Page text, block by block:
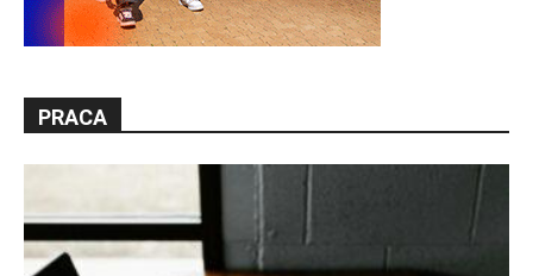
PRACA